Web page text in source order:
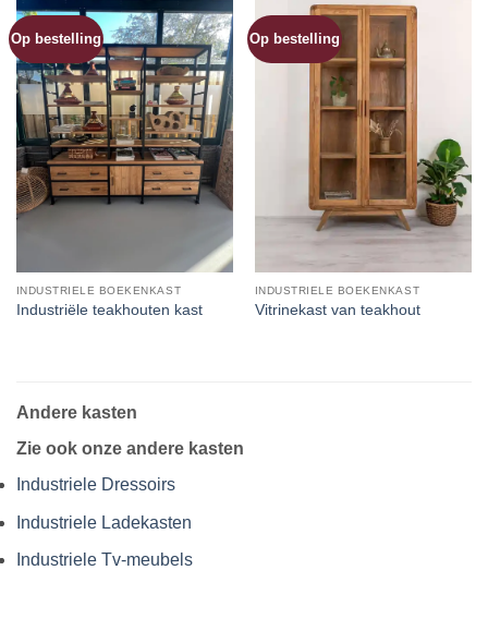
Op bestelling
INDUSTRIELE BOEKENKAST
Industriële teakhouten kast
Op bestelling
INDUSTRIELE BOEKENKAST
Vitrinekast van teakhout
Andere kasten
Zie ook onze andere kasten
Industriele Dressoirs
Industriele Ladekasten
Industriele Tv-meubels